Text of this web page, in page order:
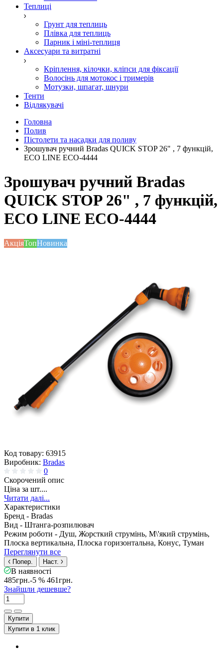
Теплиці
Грунт для теплиць
Плівка для теплиць
Парник і міні-теплиця
Аксесуари та витратні
Кріплення, кілочки, кліпси для фіксації
Волосінь для мотокос і тримерів
Мотузки, шпагат, шнури
Тенти
Відлякувачі
Головна
Полив
Пістолети та насадки для поливу
Зрошувач ручний Bradas QUICK STOP 26" , 7 функцій,
ECO LINE ECO-4444
Зрошувач ручний Bradas
QUICK STOP 26" , 7 функцій,
ECO LINE ECO-4444
АкціяТопНовинка
Код товару: 63915
Виробник: Bradas
0
Скорочений опис
Ціна за шт....
Читати далі...
Характеристики
Бренд - Bradas
Вид - Штанга-розпилювач
Режим роботи - Душ, Жорсткий струмінь, М\'який струмінь,
Плоска вертикальна, Плоска горизонтальна, Конус, Туман
Переглянути все
Попер. Наст.
В наявності
485грн.-5 % 461грн.
Знайшли дешевше?
Купити
Купити в 1 клик